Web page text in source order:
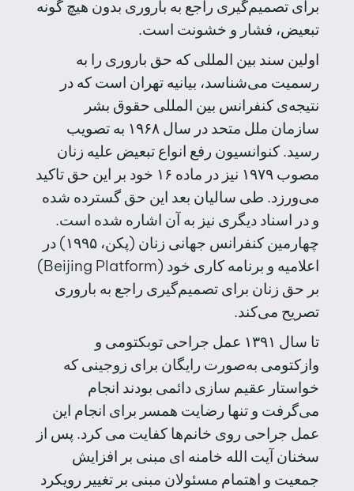
برای تصمیم‌گیری راجع به باروری بدون هیچ گونه
تبعیض، فشار و خشونت است.
اولین سند بین المللی که حق باروری را به
رسمیت می‌شناسد، بیانیه‌ تهران است که در
نتیجه‌ی کنفرانس بین المللی حقوق بشر
سازمان ملل متحد در سال ۱۹۶۸ به تصویب
رسید. کنوانسیون رفع انواع تبعیض علیه زنان
مصوب ۱۹۷۹ نیز در ماده ۱۶ خود بر این حق تاکید
می‌ورزد. طی‌ سالیان بعد این حق گسترده شده
و در اسناد دیگری نیز به آن اشاره شده است.
چهارمین کنفرانس جهانی‌ زنان (پکن، ۱۹۹۵) در
اعلامیه و برنامه کاری خود (Beijing Platform)
بر حق زنان برای تصمیم‌گیری راجع به باروری
تصریح می‌کند.
تا سال ۱۳۹۱ عمل جراحی توبکتومی و
وازکتومی به‌صورت رایگان برای زوجینی که
خواستار عقیم سازی دائمی بودند انجام
می‌گرفت و تنها رضایت همسر برای انجام این
عمل جراحی روی خانم‌ها کفایت می کرد. پس از
سخنان آیت الله خامنه ای مبنی بر افزایش
جمعیت و اهتمام مسئولان مبنی بر تغییر رویکرد